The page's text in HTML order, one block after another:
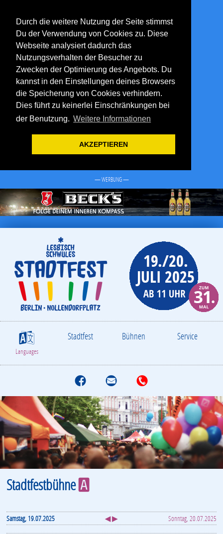
Durch die weitere Nutzung der Seite stimmst
Du der Verwendung von Cookies zu. Diese
Webseite analysiert dadurch das
Nutzungsverhalten der Besucher zu
Zwecken der Optimierung des Angebots. Du
kannst in den Einstellungen deines Browsers
die Speicherung von Cookies verhindern.
Dies führt zu keinerlei Einschränkungen bei
der Benutzung. Weitere Informationen
AKZEPTIEREN
— WERBUNG —
S
Languages
Stadtfest Bühnen Service
f M T
StadtfestbühneA
Samstag, 19.07.2025 ◀ ▶ Sonntag, 20.07.2025